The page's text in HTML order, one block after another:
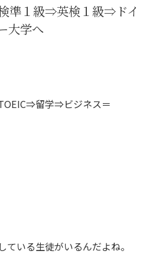
準１級⇒英検１級⇒ドイ
大学へ
留学⇒ビジネス＝
ている生徒がいるんだよね。